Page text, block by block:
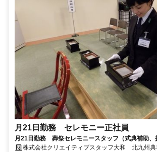
月21日勤務 セレモニー正社員
月21日勤務 葬祭セレモニースタッフ（式典補助、
掃）株式会社クリエイティブスタッフ大和 北九州典